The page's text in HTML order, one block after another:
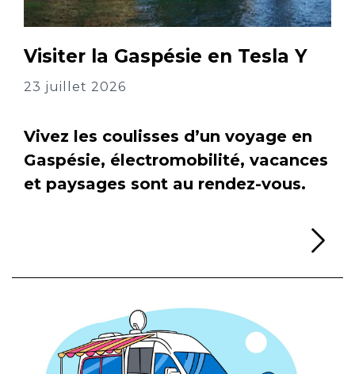
Visiter la Gaspésie en Tesla Y
23 juillet 2026
Vivez les coulisses d’un voyage en
Gaspésie, électromobilité, vacances
et paysages sont au rendez-vous.